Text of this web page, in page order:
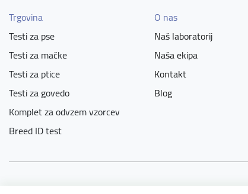
Trgovina
Testi za pse
Testi za mačke
Testi za ptice
Testi za govedo
Komplet za odvzem vzorcev
Breed ID test
O nas
Naš laboratorij
Naša ekipa
Kontakt
Blog